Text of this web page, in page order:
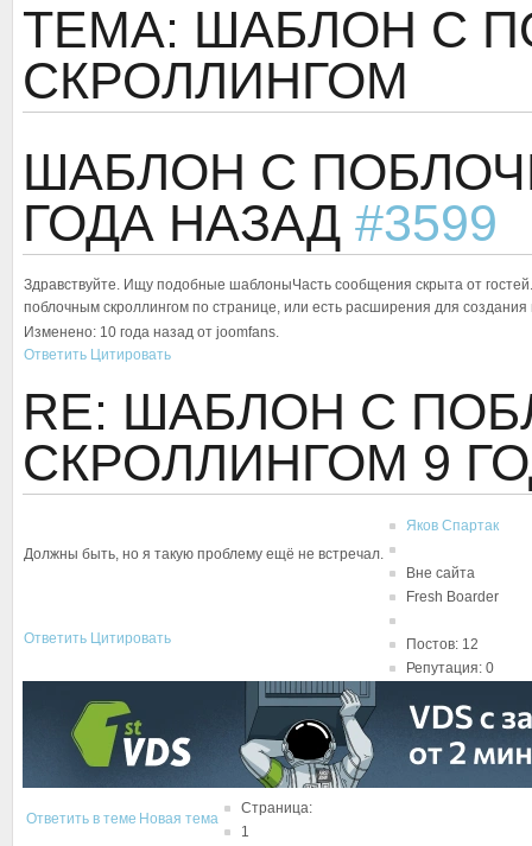
ТЕМА: ШАБЛОН С
СКРОЛЛИНГОМ
ШАБЛОН С
ГОДА НАЗАД #3599
Здравствуйте. Ищу подобные шаблоныЧасть сообщения скрыта от
поблочным скроллингом по странице, или есть расширения для
Изменено: 10 года назад от joomfans.
Ответить Цитировать
RE: ШАБЛОН С
СКРОЛЛИНГОМ 9
Должны быть, но я такую проблему ещё не встречал.
Яков Спартак
Вне сайта
Fresh Boarder
Постов: 12
Репутация: 0
Ответить Цитировать
Ответить в теме Новая тема
Страница:
1